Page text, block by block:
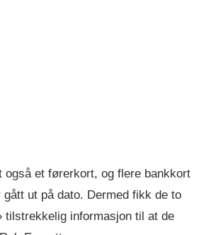
også et førerkort, og flere bankkort
ut på dato. Dermed fikk de to
tilstrekkelig informasjon til at de